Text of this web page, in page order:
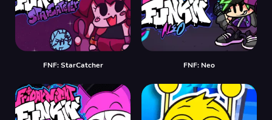
FNF: StarCatcher FNF: Neo